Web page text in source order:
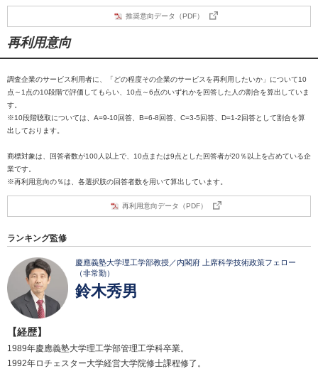
推奨意向データ（PDF）
再利用意向
調査企業のサービス利用者に、「どの程度その企業のサービスを再利用したいか」について10
点～1点の10段階で評価してもらい、10点～6点のいずれかを回答した人の割合を算出していま
す。
※10段階聴取については、A=9-10回答、B=6-8回答、C=3-5回答、D=1-2回答として割合を算
出しております。
商標対象は、回答者数が100人以上で、10点または9点とした回答者が20％以上を占めている企
業です。
※再利用意向の％は、各選択肢の回答者数を用いて算出しています。
再利用意向データ（PDF）
ランキング監修
慶應義塾大学理工学部教授／内閣府 上席科学技術政策フェロー
（非常勤）
鈴木秀男
【経歴】
1989年慶應義塾大学理工学部管理工学科卒業。
1992年ロチェスター大学経営大学院修士課程修了。